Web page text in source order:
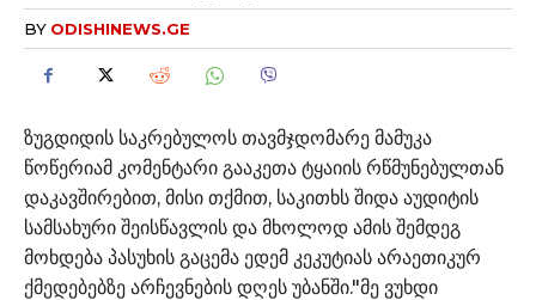
BY ODISHINEWS.GE
ზუგდიდის საკრებულოს თავმჯდომარე მამუკა
წოწერიამ კომენტარი გააკეთა ტყაიის რწმუნებულთან
დაკავშირებით, მისი თქმით, საკითხს შიდა აუდიტის
სამსახური შეისწავლის და მხოლოდ ამის შემდეგ
მოხდება პასუხის გაცემა ედემ კეკუტიას არაეთიკურ
ქმედებებზე არჩევნების დღეს უბანში."მე ვუხდი